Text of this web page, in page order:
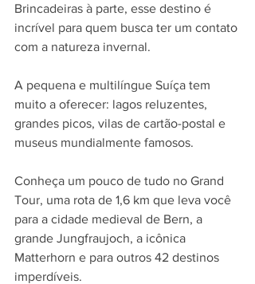
Brincadeiras à parte, esse destino é
incrível para quem busca ter um contato
com a natureza invernal.
A pequena e multilíngue Suíça tem
muito a oferecer: lagos reluzentes,
grandes picos, vilas de cartão-postal e
museus mundialmente famosos.
Conheça um pouco de tudo no Grand
Tour, uma rota de 1,6 km que leva você
para a cidade medieval de Bern, a
grande Jungfraujoch, a icônica
Matterhorn e para outros 42 destinos
imperdíveis.